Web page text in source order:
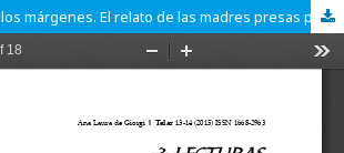
La diferencia en los márgenes. El relato de las madres presas políticas en Uruguay